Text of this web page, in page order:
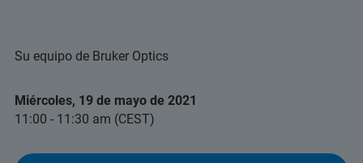
Su equipo de Bruker Optics
Miércoles, 19 de mayo de 2021
11:00 - 11:30 am (CEST)